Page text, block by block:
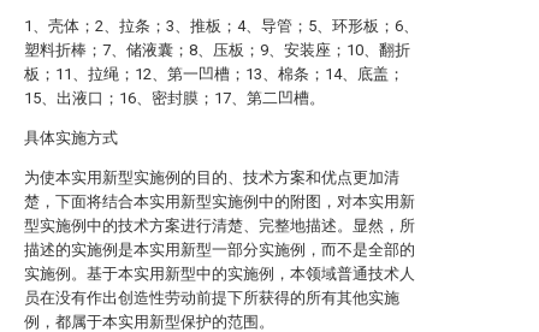
1、壳体；2、拉条；3、推板；4、导管；5、环形板；6、
塑料折棒；7、储液囊；8、压板；9、安装座；10、翻折
板；11、拉绳；12、第一凹槽；13、棉条；14、底盖；
15、出液口；16、密封膜；17、第二凹槽。
具体实施方式
为使本实用新型实施例的目的、技术方案和优点更加清
楚，下面将结合本实用新型实施例中的附图，对本实用新
型实施例中的技术方案进行清楚、完整地描述。显然，所
描述的实施例是本实用新型一部分实施例，而不是全部的
实施例。基于本实用新型中的实施例，本领域普通技术人
员在没有作出创造性劳动前提下所获得的所有其他实施
例，都属于本实用新型保护的范围。